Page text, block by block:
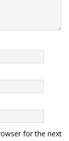
for the next